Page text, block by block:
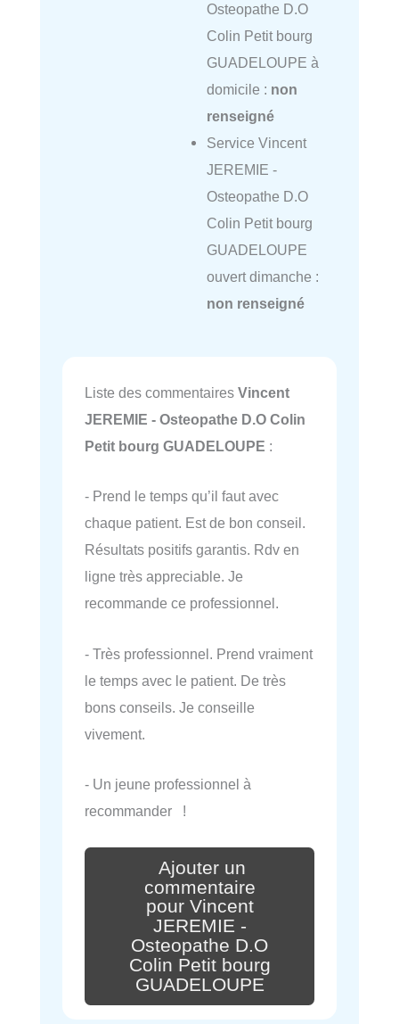
Osteopathe D.O
Colin Petit bourg
GUADELOUPE à
domicile : non
renseigné
Service Vincent
JEREMIE -
Osteopathe D.O
Colin Petit bourg
GUADELOUPE
ouvert dimanche :
non renseigné
Liste des commentaires Vincent
JEREMIE - Osteopathe D.O Colin
Petit bourg GUADELOUPE :
- Prend le temps qu’il faut avec
chaque patient. Est de bon conseil.
Résultats positifs garantis. Rdv en
ligne très appreciable. Je
recommande ce professionnel.
- Très professionnel. Prend vraiment
le temps avec le patient. De très
bons conseils. Je conseille
vivement.
- Un jeune professionnel à
recommander !
Ajouter un
commentaire
pour Vincent
JEREMIE -
Osteopathe D.O
Colin Petit bourg
GUADELOUPE